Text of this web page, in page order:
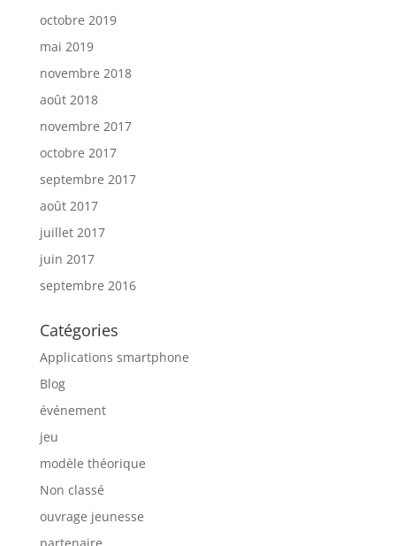
octobre 2019
mai 2019
novembre 2018
août 2018
novembre 2017
octobre 2017
septembre 2017
août 2017
juillet 2017
juin 2017
septembre 2016
Catégories
Applications smartphone
Blog
événement
jeu
modèle théorique
Non classé
ouvrage jeunesse
partenaire